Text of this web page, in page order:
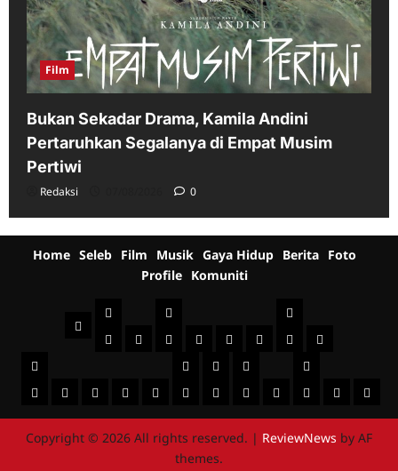
Film
Bukan Sekadar Drama, Kamila Andini
Pertaruhkan Segalanya di Empat Musim
Pertiwi
Redaksi 0
Home Seleb Film Musik Gaya Hidup Berita Foto
Profile Komuniti
Home
Seleb
IndonesiaInternational
Film
SinopsisJadwal
Film
Televisi
Jadwal
Acara
Behind
Scene
Musik
Musik
Indonesia
Musik
Gaya
Hidup
FashionHealthyBeautyKulinerJalan-
jalan
Berita
Umum
Foto
Foto
Peristiwa
Profile
Bro Sist
Komuniti
Fotography
Seni
Budaya
Copyright © 2026 All rights reserved. | ReviewNews by AF
themes.